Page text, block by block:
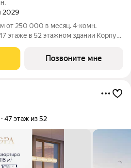
2029
в месяц. 4-комн.
этаже в 52 этажном здании Корпус
премиум-квартал ЭРА на
Позвоните мне
47 этаж из 52